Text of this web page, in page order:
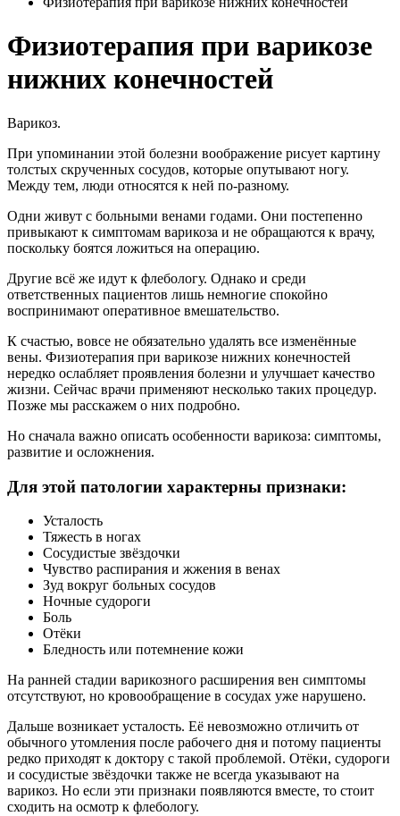
Физиотерапия при варикозе
нижних конечностей
Варикоз.
При упоминании этой болезни воображение рисует картину
толстых скрученных сосудов, которые опутывают ногу.
Между тем, люди относятся к ней по-разному.
Одни живут с больными венами годами. Они постепенно
привыкают к симптомам варикоза и не обращаются к врачу,
поскольку боятся ложиться на операцию.
Другие всё же идут к флебологу. Однако и среди
ответственных пациентов лишь немногие спокойно
воспринимают оперативное вмешательство.
К счастью, вовсе не обязательно удалять все изменённые
вены. Физиотерапия при варикозе нижних конечностей
нередко ослабляет проявления болезни и улучшает качество
жизни. Сейчас врачи применяют несколько таких процедур.
Позже мы расскажем о них подробно.
Но сначала важно описать особенности варикоза: симптомы,
развитие и осложнения.
Для этой патологии характерны признаки:
Усталость
Тяжесть в ногах
Сосудистые звёздочки
Чувство распирания и жжения в венах
Зуд вокруг больных сосудов
Ночные судороги
Боль
Отёки
Бледность или потемнение кожи
На ранней стадии варикозного расширения вен симптомы
отсутствуют, но кровообращение в сосудах уже нарушено.
Дальше возникает усталость. Её невозможно отличить от
обычного утомления после рабочего дня и потому пациенты
редко приходят к доктору с такой проблемой. Отёки, судороги
и сосудистые звёздочки также не всегда указывают на
варикоз. Но если эти признаки появляются вместе, то стоит
сходить на осмотр к флебологу.